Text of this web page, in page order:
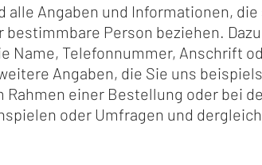
alle Angaben und Informationen,
Person beziehen.
Name, Telefonnummer, Anschrift
Angaben, die Sie uns
Rahmen einer Bestellung oder bei
oder Umfragen und